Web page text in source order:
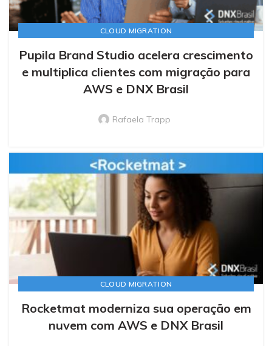
CLOUD MIGRATION
Pupila Brand Studio acelera crescimento
e multiplica clientes com migração para
AWS e DNX Brasil
Rafaela Trapp
CLOUD MIGRATION
Rocketmat moderniza sua operação em
nuvem com AWS e DNX Brasil